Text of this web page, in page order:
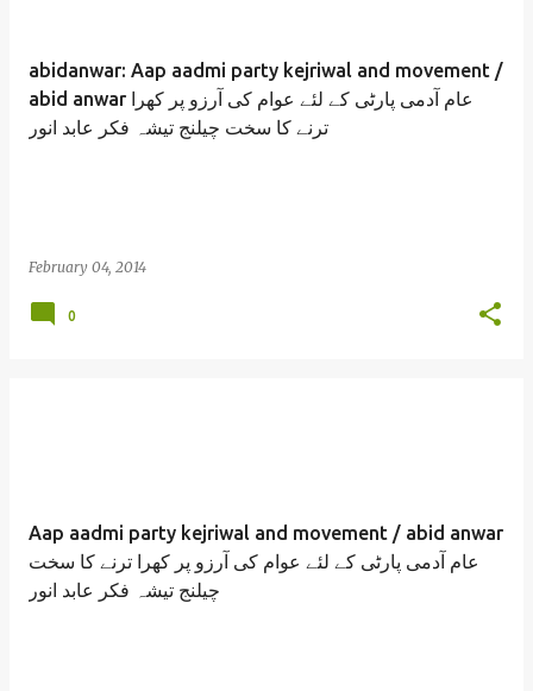
abidanwar: Aap aadmi party kejriwal and movement /
abid anwar عام آدمی پارٹی کے لئے عوام کی آرزو پر کھرا
ترنے کا سخت چیلنج تیشہ فکر عابد انور
February 04, 2014
0
Aap aadmi party kejriwal and movement / abid anwar
عام آدمی پارٹی کے لئے عوام کی آرزو پر کھرا ترنے کا سخت
چیلنج تیشہ فکر عابد انور